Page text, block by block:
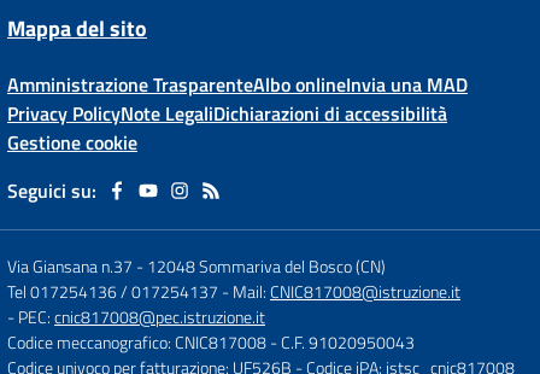
Mappa del sito
Amministrazione TrasparenteAlbo onlineInvia una MAD
Privacy PolicyNote LegaliDichiarazioni di accessibilità
Gestione cookie
Seguici su:
Via Giansana n.37 -12048 Sommariva del Bosco (CN)
Tel 017254136 / 017254137 - Mail:CNIC817008@istruzione.it
- PEC:cnic817008@pec.istruzione.it
Codice meccanografico: CNIC817008- C.F. 91020950043
Codice univoco per fatturazione: UF526B - Codice iPA: istsc_cnic817008